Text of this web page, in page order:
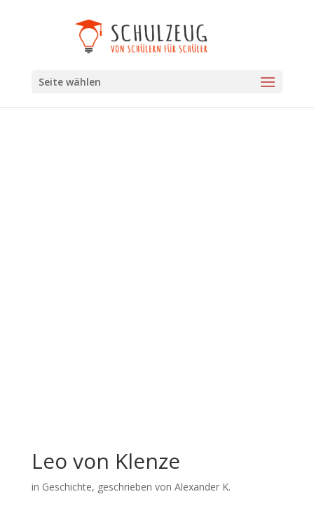
Seite wählen
Leo von Klenze
in Geschichte, geschrieben von Alexander K.